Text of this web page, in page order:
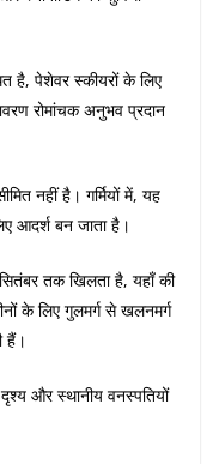
है, पेशेवर स्कीयरों के लिए
रोमांचक अनुभव प्रदान
नहीं है। गर्मियों में, यह
आदर्श बन जाता है।
तक खिलता है, यहाँ की
के लिए गुलमर्ग से खलनमर्ग
हैं।
और स्थानीय वनस्पतियों